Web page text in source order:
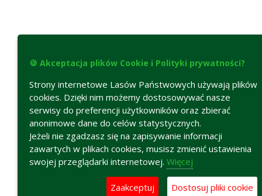
🍪 Akceptacja plików Cookie i Polityki prywatności?
Strony internetowe Lasów Państwowych używają plików
cookies. Dzięki nim możemy dostosowywać nasze
serwisy do preferencji użytkowników oraz zbierać
anonimowe dane do celów statystycznych.
Jeżeli nie zgadzasz się na zapisywanie informacji
zawartych w plikach cookies, musisz zmienić ustawienia
swojej przeglądarki internetowej. Więcej
Zaakceptuj Dostosuj pliki cookie